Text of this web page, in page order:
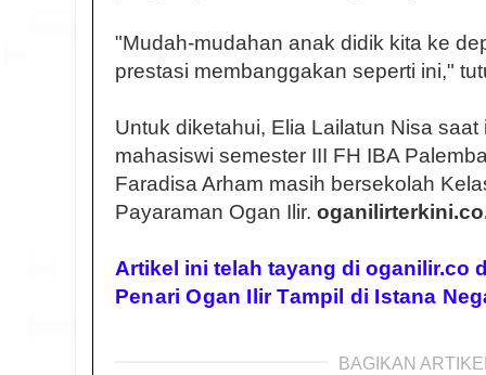
"Mudah-mudahan anak didik kita ke
prestasi membanggakan seperti ini,"
Untuk diketahui, Elia Lailatun Nisa
mahasiswi semester III FH IBA
Faradisa Arham masih bersekolah
Payaraman Ogan Ilir.
Artikel ini telah tayang di oganilir.co
Penari Ogan Ilir Tampil di Istana
BAGIKAN